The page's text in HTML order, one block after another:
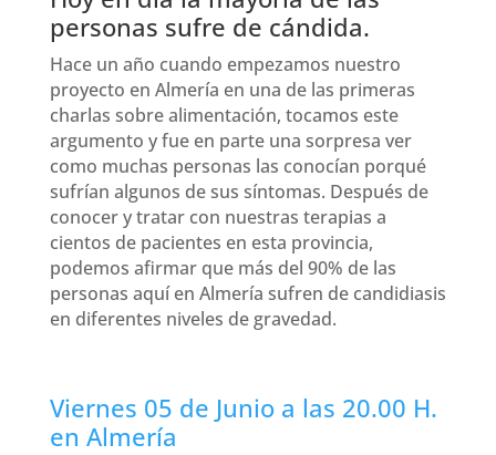
personas sufre de cándida.
Hace un año cuando empezamos nuestro
proyecto en Almería en una de las primeras
charlas sobre alimentación, tocamos este
argumento y fue en parte una sorpresa ver
como muchas personas las conocían porqué
sufrían algunos de sus síntomas. Después de
conocer y tratar con nuestras terapias a
cientos de pacientes en esta provincia,
podemos afirmar que más del 90% de las
personas aquí en Almería sufren de candidiasis
en diferentes niveles de gravedad.
Viernes 05 de Junio a las 20.00 H.
en Almería